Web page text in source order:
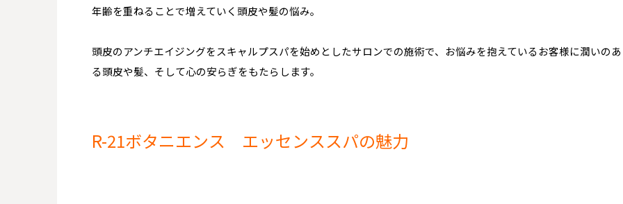
年齢を重ねることで増えていく頭皮や髪の悩み。
頭皮のアンチエイジングをスキャルプスパを始めとしたサロンでの施術で、お悩みを抱えているお客様に潤いのあ
る頭皮や髪、そして心の安らぎをもたらします。
R-21ボタニエンス エッセンススパの魅力